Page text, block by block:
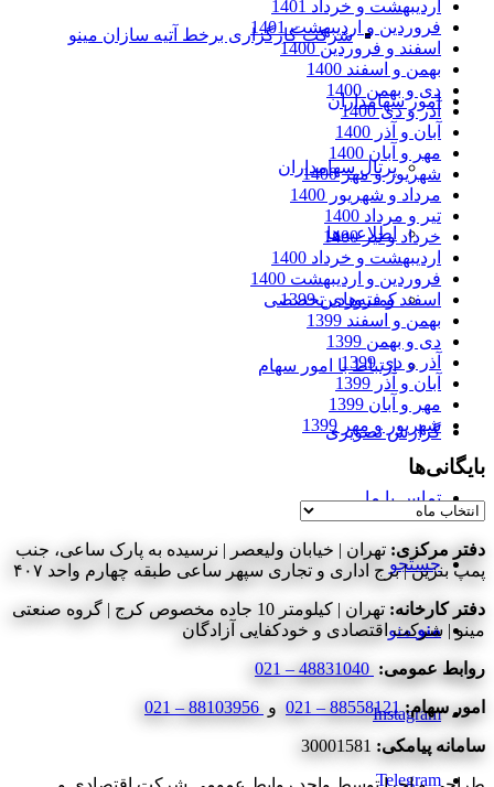
شرکت کارگزاری برخط آتیه سازان مینو
امور سهامداران
پرتال سهامداران
اطلاعیه‌ها
کمیته‌های تخصصی
ارتباط با امور سهام
گزارش تصویری
تماس با ما
جستجو
منو منو
Instagram
Telegram
اردیبهشت و خرداد 1401
فروردین و اردیبهشت 1401
اسفند و فروردین 1400
بهمن و اسفند 1400
دی و بهمن 1400
آذر و دی 1400
آبان و آذر 1400
مهر و آبان 1400
شهریور و مهر 1400
مرداد و شهریور 1400
تیر و مرداد 1400
خرداد و تیر 1400
اردیبهشت و خرداد 1400
فروردین و اردیبهشت 1400
اسفند و فروردین 1399
بهمن و اسفند 1399
دی و بهمن 1399
آذر و دی 1399
آبان و آذر 1399
مهر و آبان 1399
شهریور و مهر 1399
بایگانی‌ها
بایگانی‌ها
دفتر مرکزی: تهران | خیابان ولیعصر | نرسیده به پارک ساعی، جنب
پمپ بنزین | برج اداری و تجاری سپهر ساعی طبقه چهارم واحد ۴۰۷
دفتر کارخانه:
تهران | کیلومتر 10 جاده مخصوص کرج | گروه صنعتی
مینو | شرکت اقتصادی و خودکفایی آزادگان
روابط عمومی:
امور سهام: 88558121 – 021 و
سامانه پیامکی: